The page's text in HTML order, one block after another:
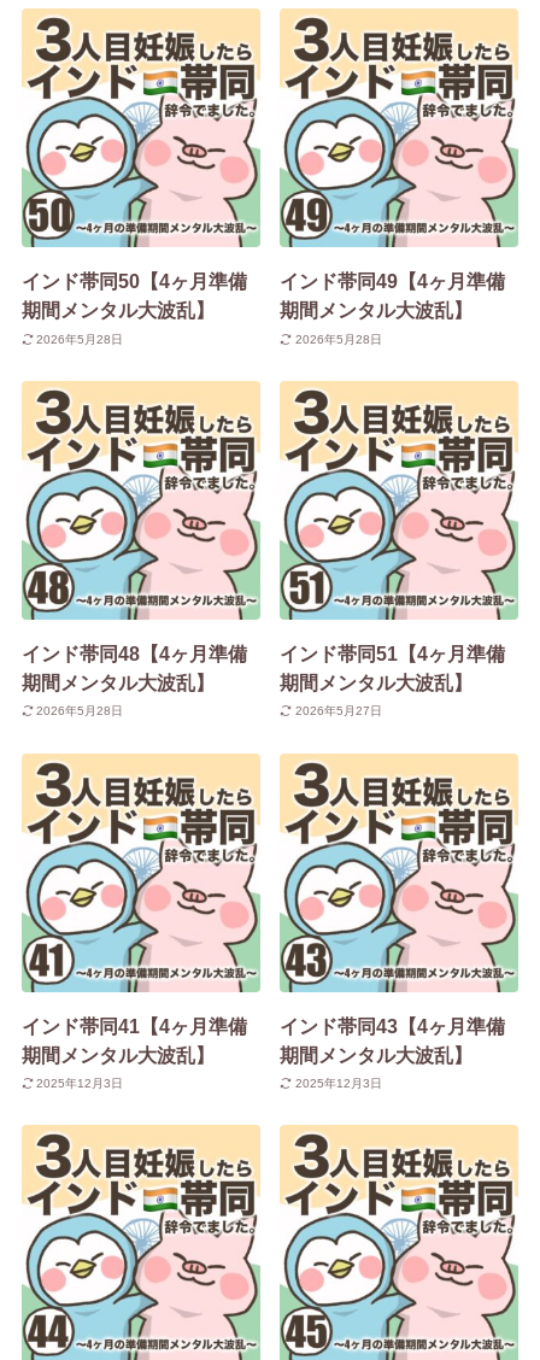
インド帯同50【4ヶ月準備
期間メンタル大波乱】
2026年5月28日
インド帯同49【4ヶ月準備
期間メンタル大波乱】
2026年5月28日
インド帯同48【4ヶ月準備
期間メンタル大波乱】
2026年5月28日
インド帯同51【4ヶ月準備
期間メンタル大波乱】
2026年5月27日
インド帯同41【4ヶ月準備
期間メンタル大波乱】
2025年12月3日
インド帯同43【4ヶ月準備
期間メンタル大波乱】
2025年12月3日